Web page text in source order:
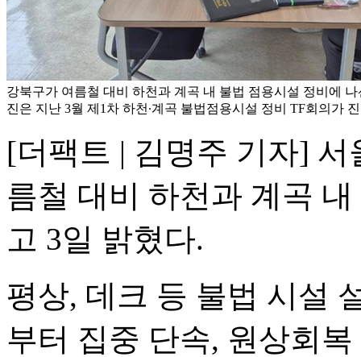
강북구가 여름철 대비 하천과 계곡 내 불법 점용시설 정비에
진은 지난 3월 제1차 하천∙계곡 불법점용시설 정비 TF회의가
[더팩트 | 김명주 기자]
름철 대비 하천과 계곡
고 3일 밝혔다.
평상, 데크 등 불법 시설
부터 집중 단속, 원상회